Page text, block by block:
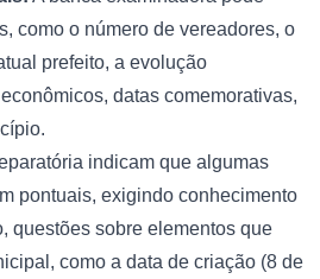
como o número de vereadores, o
prefeito, a evolução
datas comemorativas,
indicam que algumas
pontuais, exigindo conhecimento
questões sobre elementos que
como a data de criação (8 de